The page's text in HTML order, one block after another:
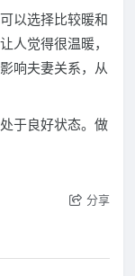
以选择比较暖和
人觉得很温暖，
响夫妻关系，从
于良好状态。做
分享